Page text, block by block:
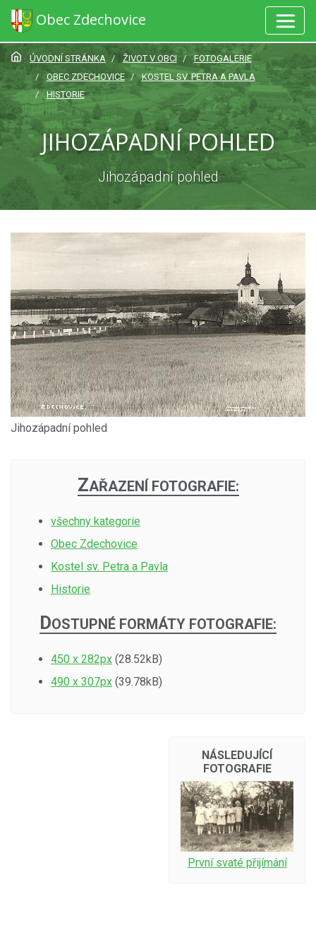
Obec Zdechovice
ÚVODNÍ STRÁNKA ŽIVOT V OBCI
FOTOGALERIE
OBEC ZDECHOVICE
KOSTEL SV. PETRA A PAVLA
HISTORIE
JIHOZÁPADNÍ POHLED
Jihozápadní pohled
Jihozápadní pohled
ZAŘAZENÍ FOTOGRAFIE:
všechny kategorie
Obec Zdechovice
Kostel sv. Petra a Pavla
Historie
DOSTUPNÉ FORMÁTY FOTOGRAFIE:
450 x 282px (28.52kB)
490 x 307px (39.78kB)
NÁSLEDUJÍCÍ
FOTOGRAFIE
První svaté přijímání